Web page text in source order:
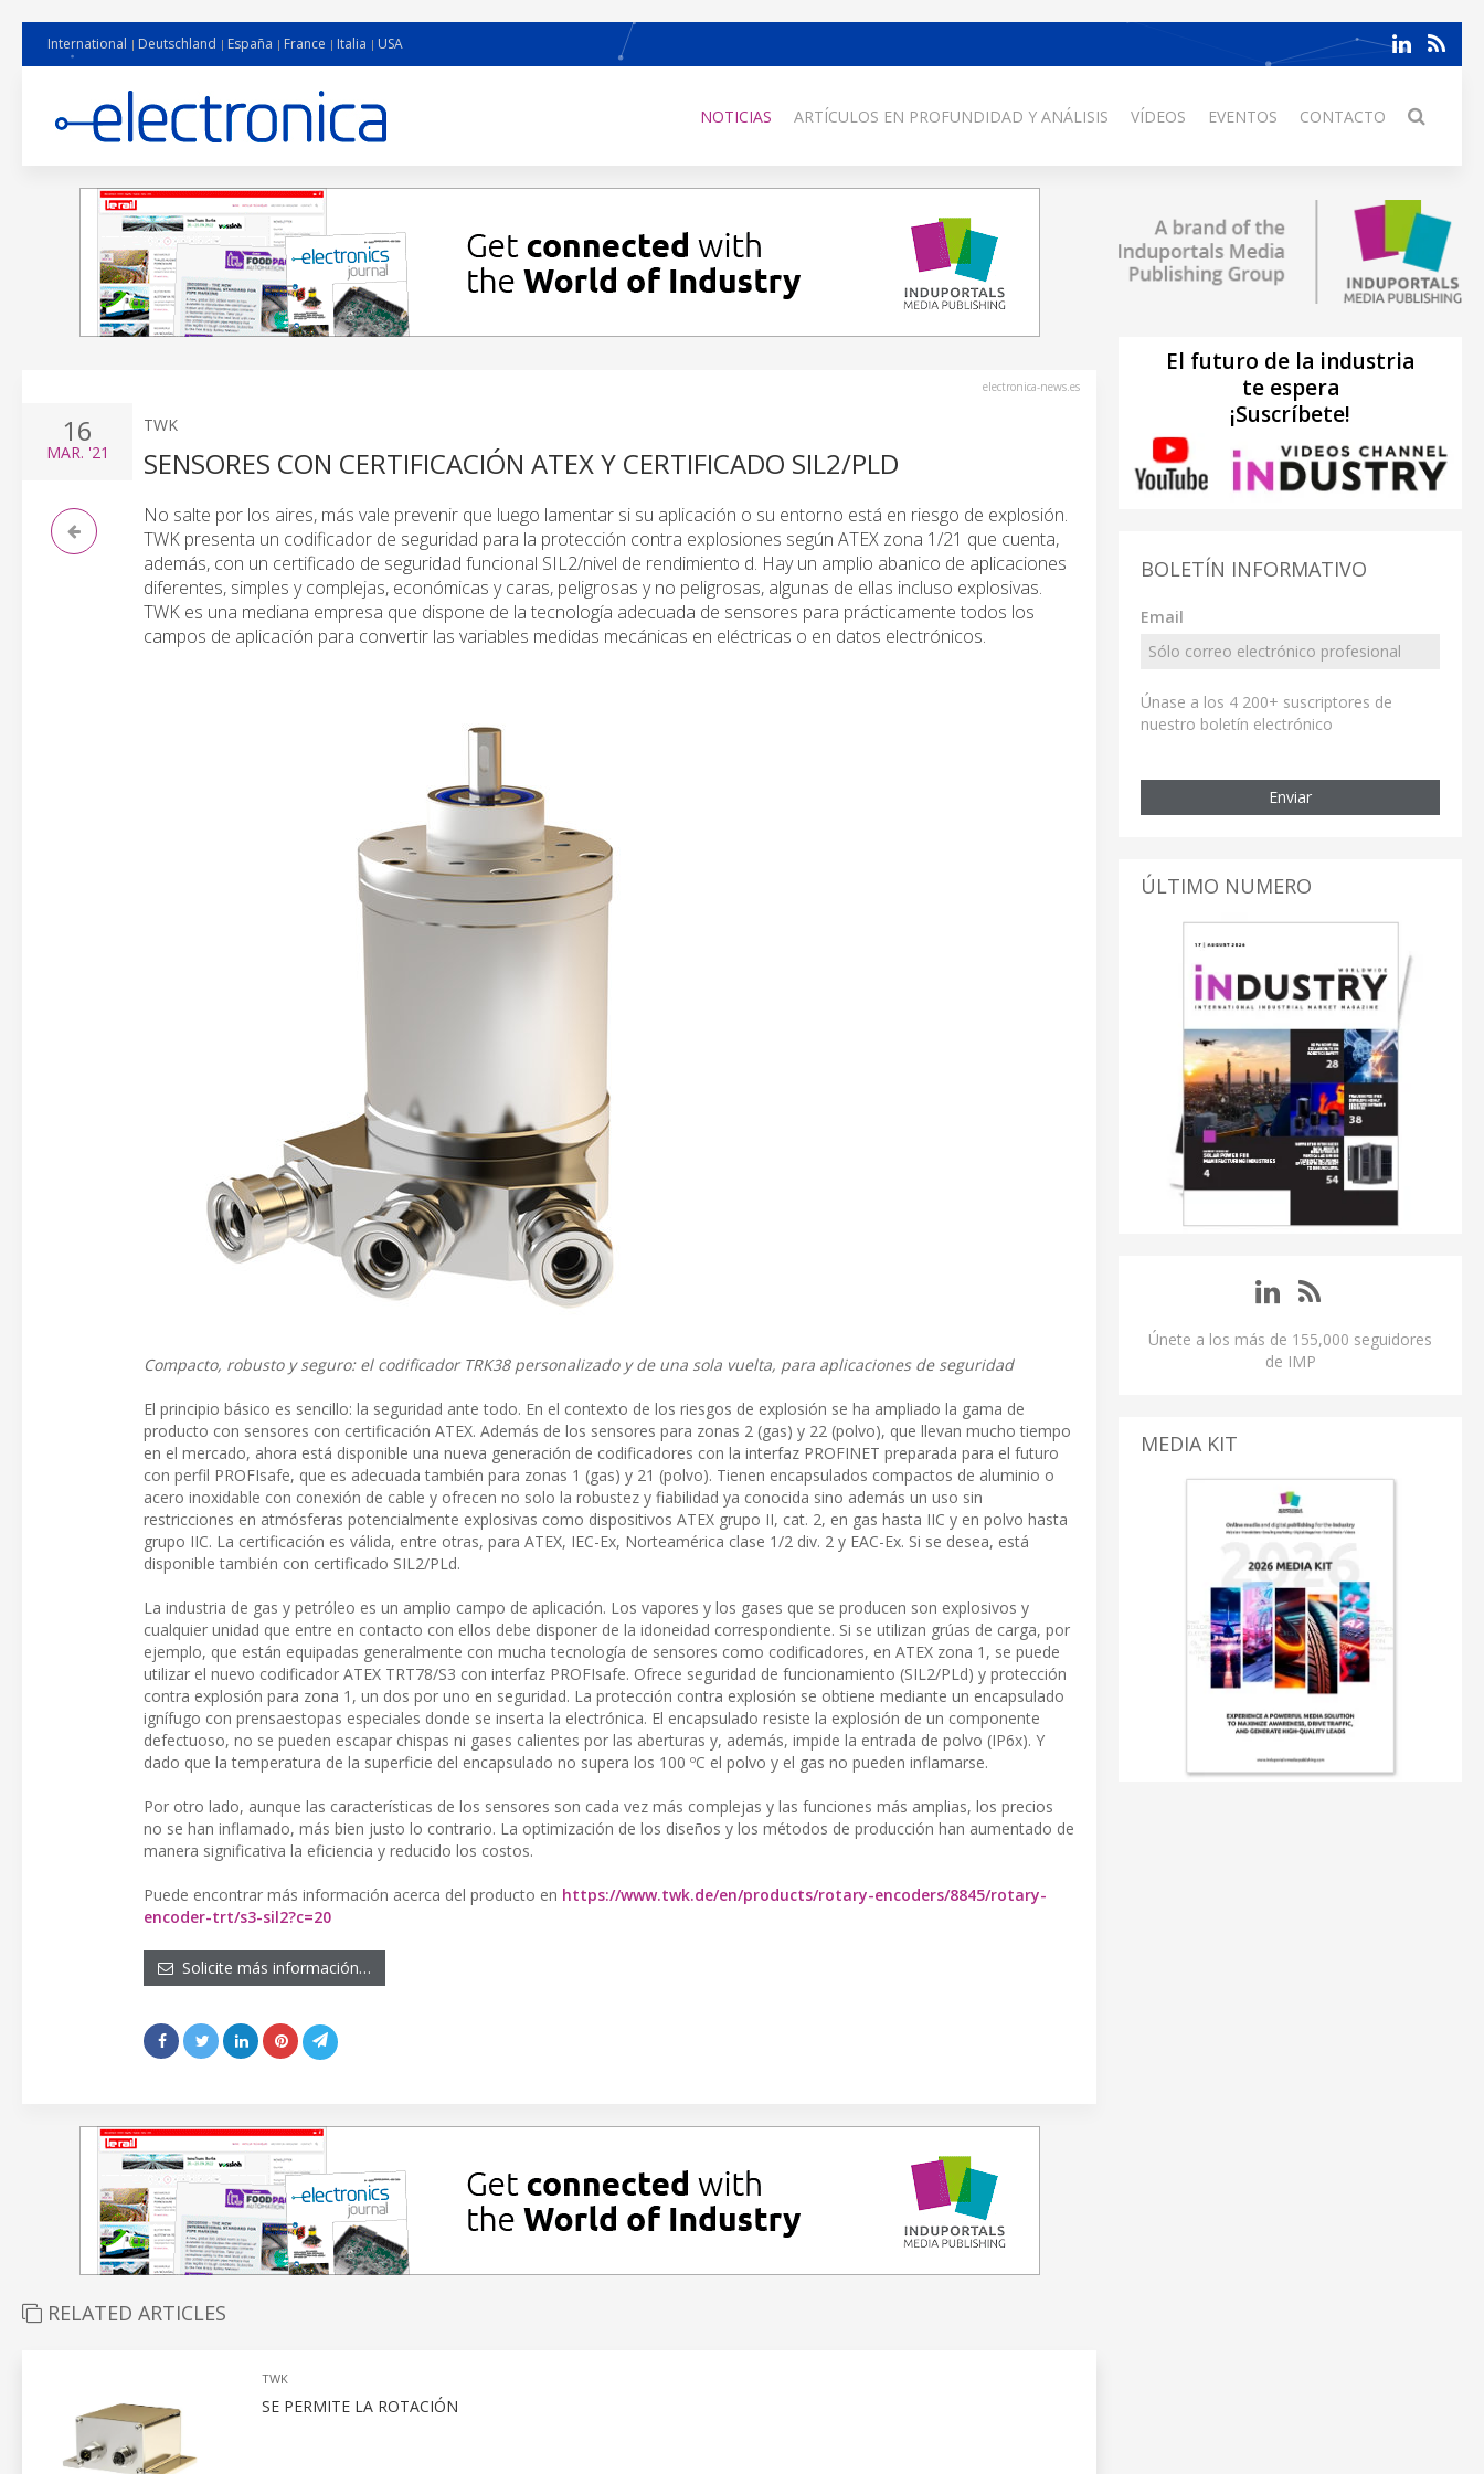
International Deutschland España France Italia USA
NOTICIAS ARTÍCULOS EN PROFUNDIDAD Y ANÁLISIS VÍDEOS EVENTOS CONTACTO
electronica-news.es
16
MAR. '21
TWK
SENSORES CON CERTIFICACIÓN ATEX Y CERTIFICADO SIL2/PLD
No salte por los aires, más vale prevenir que luego lamentar si su aplicación o su entorno está en riesgo de explosión.
TWK presenta un codificador de seguridad para la protección contra explosiones según ATEX zona 1/21 que cuenta,
además, con un certificado de seguridad funcional SIL2/nivel de rendimiento d. Hay un amplio abanico de aplicaciones
diferentes, simples y complejas, económicas y caras, peligrosas y no peligrosas, algunas de ellas incluso explosivas.
TWK es una mediana empresa que dispone de la tecnología adecuada de sensores para prácticamente todos los
campos de aplicación para convertir las variables medidas mecánicas en eléctricas o en datos electrónicos.
Compacto, robusto y seguro: el codificador TRK38 personalizado y de una sola vuelta, para aplicaciones de seguridad
El principio básico es sencillo: la seguridad ante todo. En el contexto de los riesgos de explosión se ha ampliado la gama de
producto con sensores con certificación ATEX. Además de los sensores para zonas 2 (gas) y 22 (polvo), que llevan mucho tiempo
en el mercado, ahora está disponible una nueva generación de codificadores con la interfaz PROFINET preparada para el futuro
con perfil PROFIsafe, que es adecuada también para zonas 1 (gas) y 21 (polvo). Tienen encapsulados compactos de aluminio o
acero inoxidable con conexión de cable y ofrecen no solo la robustez y fiabilidad ya conocida sino además un uso sin
restricciones en atmósferas potencialmente explosivas como dispositivos ATEX grupo II, cat. 2, en gas hasta IIC y en polvo hasta
grupo IIC. La certificación es válida, entre otras, para ATEX, IEC-Ex, Norteamérica clase 1/2 div. 2 y EAC-Ex. Si se desea, está
disponible también con certificado SIL2/PLd.
La industria de gas y petróleo es un amplio campo de aplicación. Los vapores y los gases que se producen son explosivos y
cualquier unidad que entre en contacto con ellos debe disponer de la idoneidad correspondiente. Si se utilizan grúas de carga, por
ejemplo, que están equipadas generalmente con mucha tecnología de sensores como codificadores, en ATEX zona 1, se puede
utilizar el nuevo codificador ATEX TRT78/S3 con interfaz PROFIsafe. Ofrece seguridad de funcionamiento (SIL2/PLd) y protección
contra explosión para zona 1, un dos por uno en seguridad. La protección contra explosión se obtiene mediante un encapsulado
ignífugo con prensaestopas especiales donde se inserta la electrónica. El encapsulado resiste la explosión de un componente
defectuoso, no se pueden escapar chispas ni gases calientes por las aberturas y, además, impide la entrada de polvo (IP6x). Y
dado que la temperatura de la superficie del encapsulado no supera los 100 ºC el polvo y el gas no pueden inflamarse.
Por otro lado, aunque las características de los sensores son cada vez más complejas y las funciones más amplias, los precios
no se han inflamado, más bien justo lo contrario. La optimización de los diseños y los métodos de producción han aumentado de
manera significativa la eficiencia y reducido los costos.
Puede encontrar más información acerca del producto en https://www.twk.de/en/products/rotary-encoders/8845/rotary-
encoder-trt/s3-sil2?c=20
Solicite más información…
RELATED ARTICLES
TWK
SE PERMITE LA ROTACIÓN
El futuro de la industria
te espera
¡Suscríbete!
BOLETÍN INFORMATIVO
Email
Únase a los 4 200+ suscriptores de
nuestro boletín electrónico
Enviar
ÚLTIMO NUMERO
Únete a los más de 155,000 seguidores
de IMP
MEDIA KIT